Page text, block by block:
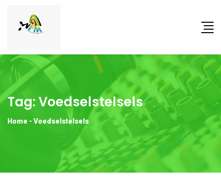
Tag:Voedselstelsels
Home - Voedselstelsels